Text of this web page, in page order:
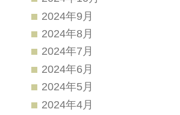
2024年9月
2024年8月
2024年7月
2024年6月
2024年5月
2024年4月